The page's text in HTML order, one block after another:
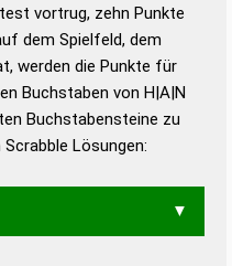
in 12 Bänden
Richtiges und gutes
deutsche Grammatik
vortrug, zehn Punkte
dem Spielfeld, dem
werden die Punkte für
Buchstaben von H|A|N
Buchstabensteine zu
Lösungen: